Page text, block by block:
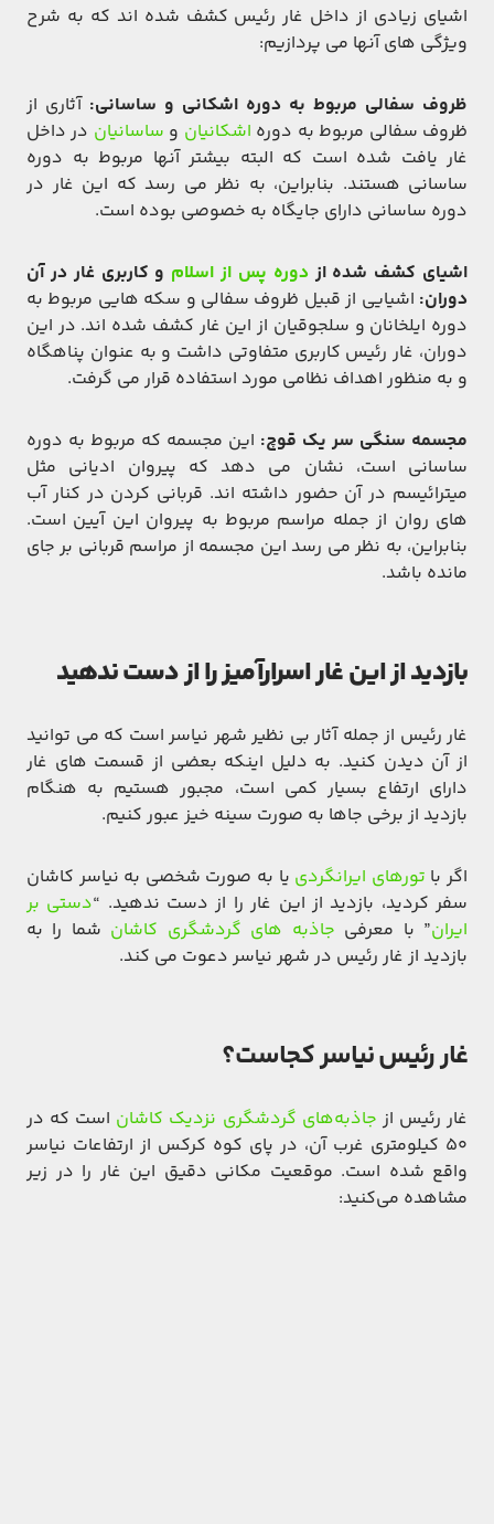
اشیای زیادی از داخل غار رئیس کشف شده اند که به شرح
ویژگی های آنها می پردازیم:
ظروف سفالی مربوط به دوره اشکانی و ساسانی: آثاری از
ظروف سفالی مربوط به دوره اشکانیان و ساسانیان در داخل
غار یافت شده است که البته بیشتر آنها مربوط به دوره
ساسانی هستند. بنابراین، به نظر می رسد که این غار در
دوره ساسانی دارای جایگاه به خصوصی بوده است.
اشیای کشف شده ازدوره پس از اسلام و کاربری غار در آن
دوران: اشیایی از قبیل ظروف سفالی و سکه هایی مربوط به
دوره ایلخانان و سلجوقیان از این غار کشف شده اند. در این
دوران، غار رئیس کاربری متفاوتی داشت و به عنوان پناهگاه
و به منظور اهداف نظامی مورد استفاده قرار می گرفت.
مجسمه سنگی سر یک قوچ: این مجسمه که مربوط به دوره
ساسانی است، نشان می دهد که پیروان ادیانی مثل
میترائیسم در آن حضور داشته اند. قربانی کردن در کنار آب
های روان از جمله مراسم مربوط به پیروان این آیین است.
بنابراین، به نظر می رسد این مجسمه از مراسم قربانی بر جای
مانده باشد.
بازدید از این غار اسرارآمیز را از دست ندهید
غار رئیس از جمله آثار بی نظیر شهر نیاسر است که می توانید
از آن دیدن کنید. به دلیل اینکه بعضی از قسمت های غار
دارای ارتفاع بسیار کمی است، مجبور هستیم به هنگام
بازدید از برخی جاها به صورت سینه خیز عبور کنیم.
اگر با تورهای ایرانگردی یا به صورت شخصی به نیاسر کاشان
سفر کردید، بازدید از این غار را از دست ندهید. “دستی بر
ایران” با معرفی جاذبه های گردشگری کاشان شما را به
بازدید از غار رئیس در شهر نیاسر دعوت می کند.
غار رئیس نیاسر کجاست؟
غار رئیس از جاذبه‌های گردشگری نزدیک کاشان است که در
۵۰ کیلومتری غرب آن، در پای کوه کرکس از ارتفاعات نیاسر
واقع شده است. موقعیت مکانی دقیق این غار را در زیر
مشاهده می‌کنید: